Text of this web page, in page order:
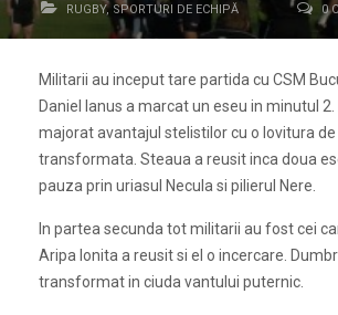
RUGBY, SPORTURI DE ECHIPĂ 0
Militarii au inceput tare partida cu CSM
Daniel Ianus a marcat un eseu in minutul
majorat avantajul stelistilor cu o lovitura
transformata. Steaua a reusit inca doua
pauza prin uriasul Necula si pilierul Nere.
In partea secunda tot militarii au fost cei
Aripa Ionita a reusit si el o incercare.
transformat in ciuda vantului puternic.